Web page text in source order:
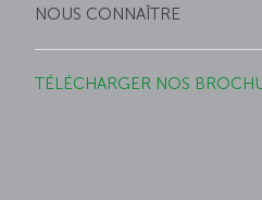
NOUS CONNAÎTRE
TÉLÉCHARGER NOS